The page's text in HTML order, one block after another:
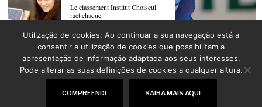
Roland Garros: Nuno Borges iguala melhor prestação ao avançar para a terceira
_LUSOJORNAL
©2026LusoJornal | Todos os direitos reservados
Le classement Institut Choiseul
met chaque
La CCIFP organise une nouvelle
édition des “90 minutes experts”
à Paris
La Chambre de Commerce et
Utilização de cookies: Ao continuar a sua navegação está a
consentir a utilização de cookies que possibilitam a
apresentação de informação adaptada aos seus interesses.
Pode alterar as suas definições de cookies a qualquer altura.
COMPREENDI SAIBA MAIS AQUI